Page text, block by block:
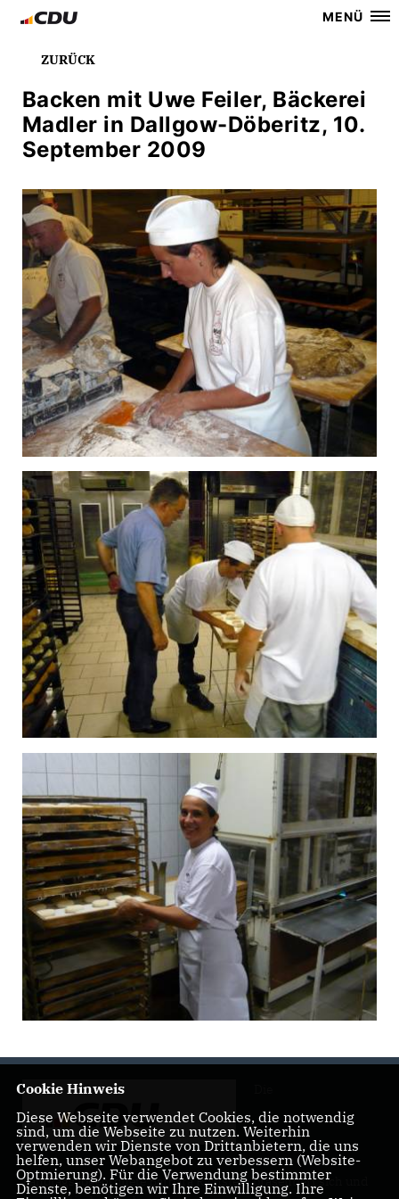
MENÜ
ZURÜCK
Backen mit Uwe Feiler, Bäckerei
Madler in Dallgow-Döberitz, 10.
September 2009
Landtagsabgeordnete Barbara Richstein präsentiert sich und
Cookie Hinweis
Diese Webseite verwendet Cookies, die notwendig
sind, um die Webseite zu nutzen. Weiterhin
verwenden wir Dienste von Drittanbietern, die uns
helfen, unser Webangebot zu verbessern (Website-
Optmierung). Für die Verwendung bestimmter
Dienste, benötigen wir Ihre Einwilligung. Ihre